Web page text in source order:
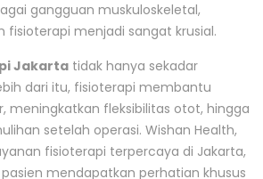
gangguan muskuloskeletal,
fisioterapi menjadi sangat krusial.
Jakarta tidak hanya sekadar
dari itu, fisioterapi membantu
meningkatkan fleksibilitas otot, hingga
setelah operasi. Wishan Health,
fisioterapi terpercaya di Jakarta,
mendapatkan perhatian khusus